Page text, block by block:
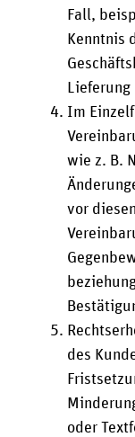
Fall,
Kenntnis
Im
wie z. B.
vor
des
oder